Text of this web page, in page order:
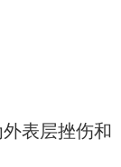
表层挫伤和